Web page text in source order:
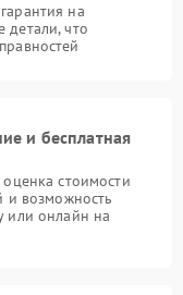
на
что
и бесплатная
стоимости
и возможность
или онлайн на